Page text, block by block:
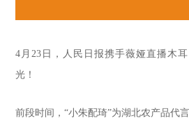
4月23日，人民日报携手薇娅直播木
光！
前段时间，“小朱配琦”为湖北农产品代